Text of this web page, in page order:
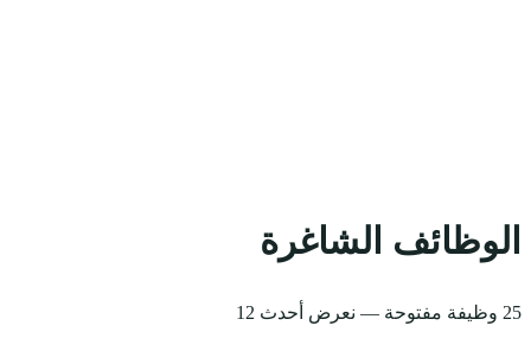
الوظائف الشاغرة
25 وظيفة مفتوحة — نعرض أحدث 12